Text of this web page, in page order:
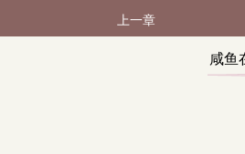
上一章
咸鱼